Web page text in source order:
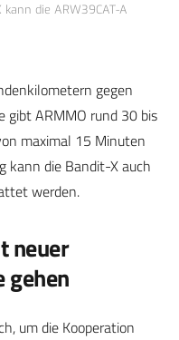
die ARW39CAT-A
gegen
gibt ARMMO rund 30 bis
maximal 15 Minuten
kann die Bandit-X auch
werden.
neuer
gehen
um die Kooperation